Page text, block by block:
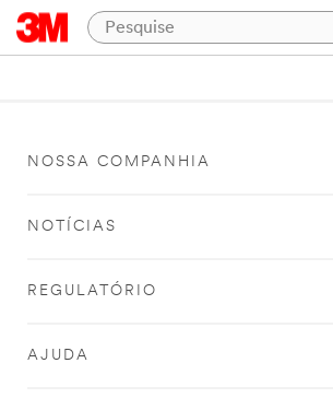
NOSSA COMPANHIA
NOTÍCIAS
REGULATÓRIO
AJUDA